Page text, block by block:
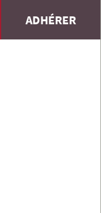
ADHÉRER